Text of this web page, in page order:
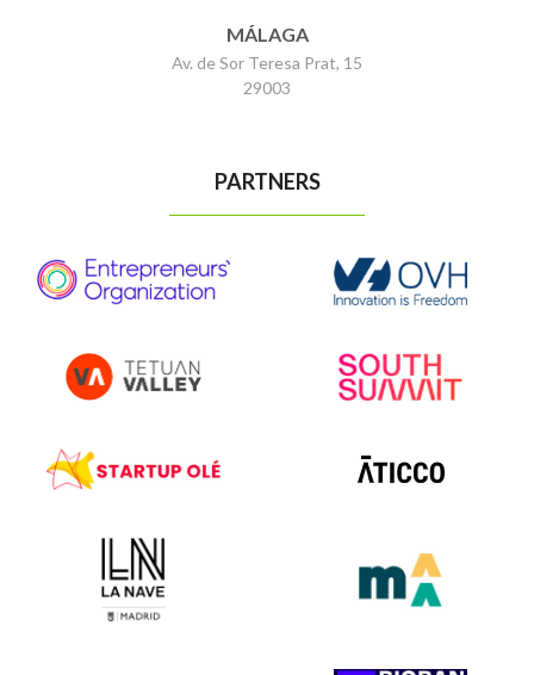
MÁLAGA
Av. de Sor Teresa Prat, 15
29003
PARTNERS